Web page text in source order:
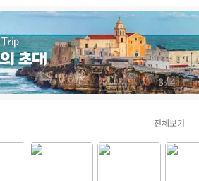
3/4
전체보기